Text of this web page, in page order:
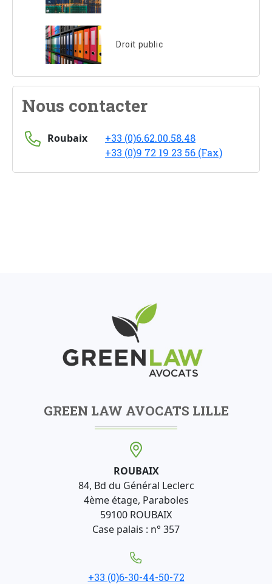
Droit public
Nous contacter
Roubaix
+33 (0)6.62.00.58.48
+33 (0)9 72 19 23 56 (Fax)
GREEN LAW AVOCATS LILLE
ROUBAIX
84, Bd du Général Leclerc
4ème étage, Paraboles
59100 ROUBAIX
Case palais : n° 357
+33 (0)6-30-44-50-72